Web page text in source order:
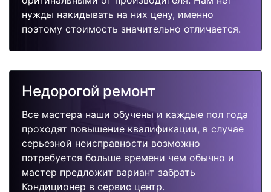
нужды накидывать на них цену, именно
поэтому стоимость значительно отличается.
Недорогой ремонт
Все мастера наши обучены и каждые пол года
проходят повышение квалификации, в случае
серьезной неисправности возможно
потребуется больше времени чем обычно и
мастер предложит вариант забрать
Кондиционер в сервис центр.